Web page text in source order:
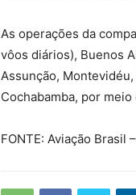
As operações da
vôos diários), Buenos
Assunção,
Cochabamba, por
FONTE: Aviação Brasil